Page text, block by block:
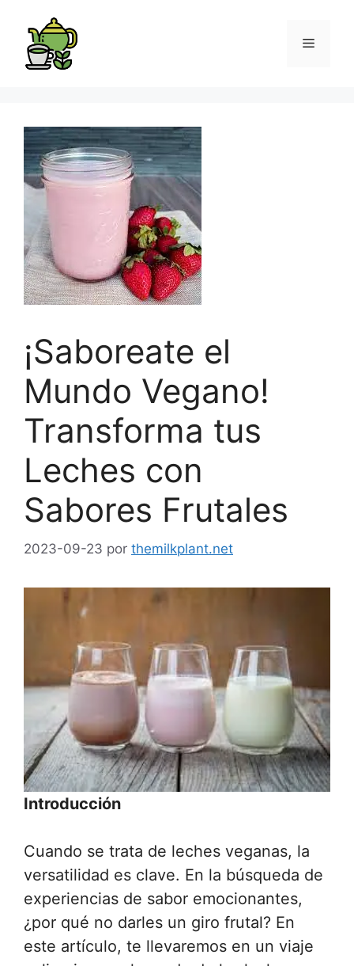
¡Saboreate el
Mundo Vegano!
Transforma tus
Leches con
Sabores Frutales
2023-09-23 por themilkplant.net
Introducción
Cuando se trata de leches veganas, la
versatilidad es clave. En la búsqueda de
experiencias de sabor emocionantes,
¿por qué no darles un giro frutal? En
este artículo, te llevaremos en un viaje